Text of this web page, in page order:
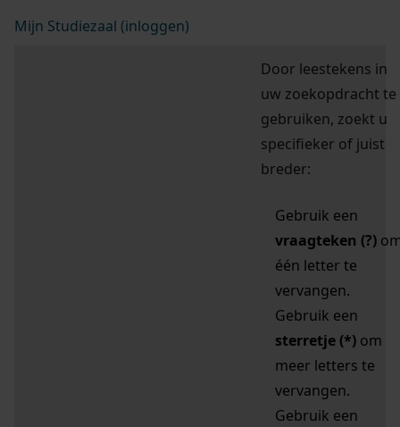
Mijn Studiezaal (inloggen)
Door leestekens in
uw zoekopdracht te
gebruiken, zoekt u
specifieker of juist
breder:
Gebruik een
vraagteken (?)
één letter te
vervangen.
Gebruik een
sterretje (*) om
meer letters te
vervangen.
Gebruik een